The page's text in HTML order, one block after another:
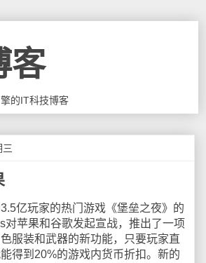
客
的IT科技博客
三
亿玩家的热门游戏《堡垒之夜》的
对苹果和谷歌发起宣战，推出了一项
服装和武器的新功能，只要玩家直
得到20%的游戏内货币折扣。新的